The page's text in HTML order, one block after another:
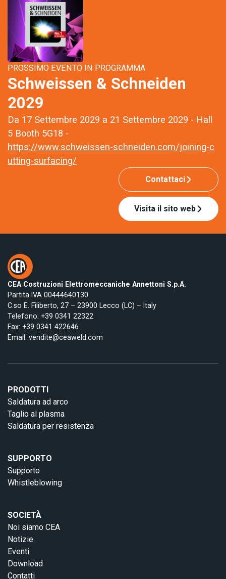
PROSSIMO EVENTO IN PROGRAMMA
Schweissen & Schneiden
2029
Da 17 Settembre 2029 a 21 Settembre 2029 - Hall
5 Booth 5G18 -
https://www.schweissen-schneiden.com/joining-c
utting-surfacing/
Contattaci
Visita il sito web
CEA Costruzioni Elettromeccaniche Annettoni S.p.A.
Partita IVA 00444640130
C.so E. Filiberto, 27 – 23900 Lecco (LC) – Italy
Telefono: +39 0341 22322
Fax: +39 0341 422646
Email: vendite@ceaweld.com
PRODOTTI
Saldatura ad arco
Taglio al plasma
Saldatura per resistenza
SUPPORTO
Supporto
Whistleblowing
SOCIETÀ
Noi siamo CEA
Notizie
Eventi
Download
Contatti